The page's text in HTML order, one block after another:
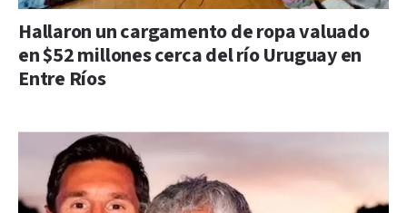
Hallaron un cargamento de ropa valuado
en $52 millones cerca del río Uruguay en
Entre Ríos